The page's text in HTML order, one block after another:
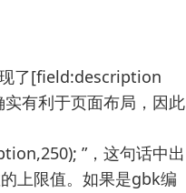
了[field:description
有利于页面布局，因此
”，这句话中出
上限值。如果是gbk编